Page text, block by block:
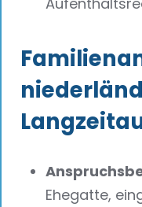
Ehegatte,